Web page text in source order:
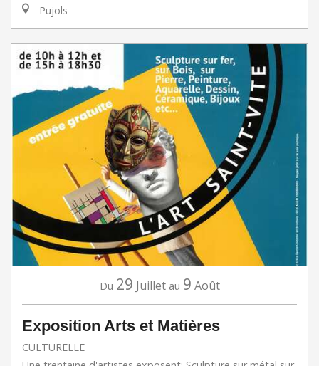
Pujols
Du 29 Juillet au 9 Août
Exposition Arts et Matières
CULTURELLE